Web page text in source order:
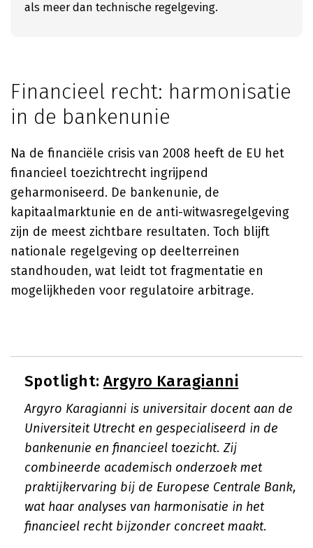
als meer dan technische regelgeving.
Financieel recht: harmonisatie
in de bankenunie
Na de financiële crisis van 2008 heeft de EU het
financieel toezichtrecht ingrijpend
geharmoniseerd. De bankenunie, de
kapitaalmarktunie en de anti-witwasregelgeving
zijn de meest zichtbare resultaten. Toch blijft
nationale regelgeving op deelterreinen
standhouden, wat leidt tot fragmentatie en
mogelijkheden voor regulatoire arbitrage.
Spotlight: Argyro Karagianni
Argyro Karagianni is universitair docent aan de
Universiteit Utrecht en gespecialiseerd in de
bankenunie en financieel toezicht. Zij
combineerde academisch onderzoek met
praktijkervaring bij de Europese Centrale Bank,
wat haar analyses van harmonisatie in het
financieel recht bijzonder concreet maakt.